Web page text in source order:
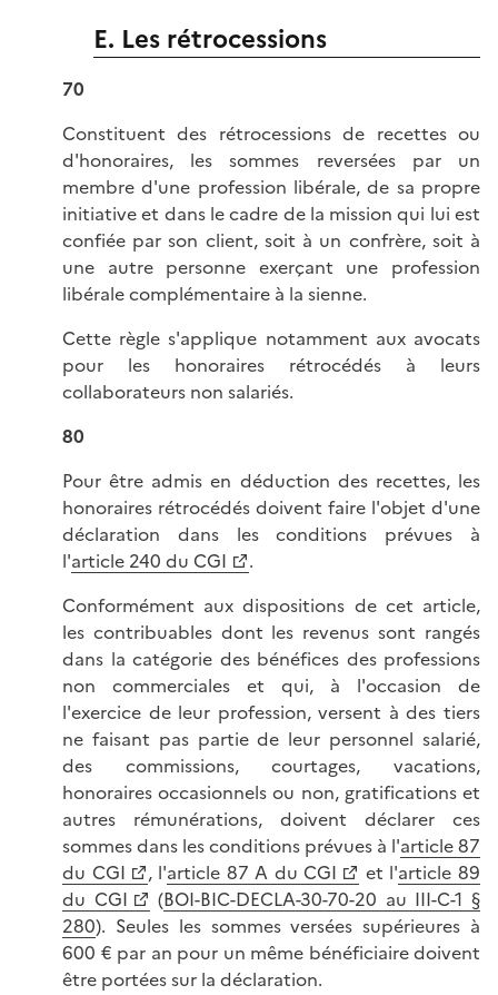
E. Les rétrocessions
70
Constituent des rétrocessions de recettes ou
d'honoraires, les sommes reversées par un
membre d'une profession libérale, de sa propre
initiative et dans le cadre de la mission qui lui est
confiée par son client, soit à un confrère, soit à
une autre personne exerçant une profession
libérale complémentaire à la sienne.
Cette règle s'applique notamment aux avocats
pour les honoraires rétrocédés à leurs
collaborateurs non salariés.
80
Pour être admis en déduction des recettes, les
honoraires rétrocédés doivent faire l'objet d'une
déclaration dans les conditions prévues à
l'article 240 du CGI
.
Conformément aux dispositions de cet article,
les contribuables dont les revenus sont rangés
dans la catégorie des bénéfices des professions
non commerciales et qui, à l'occasion de
l'exercice de leur profession, versent à des tiers
ne faisant pas partie de leur personnel salarié,
des commissions, courtages, vacations,
honoraires occasionnels ou non, gratifications et
autres rémunérations, doivent déclarer ces
sommes dans les conditions prévues à l'article 87
du CGI
, l'article 87 A du CGI et l'article 89
du CGI
(BOI-BIC-DECLA-30-70-20 au III-C-1 §
280). Seules les sommes versées supérieures à
600 € par an pour un même bénéficiaire doivent
être portées sur la déclaration.